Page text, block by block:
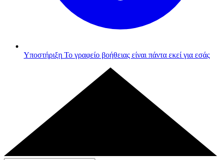
Υποστήριξη Το γραφείο βοήθειας είναι πάντα εκεί για εσάς